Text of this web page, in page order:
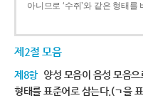
아니므로 ‘수쥐’와 같은 형태
제2절 모음
제8항 양성 모음이 음성 모음
형태를 표준어로 삼는다.(ㄱ을